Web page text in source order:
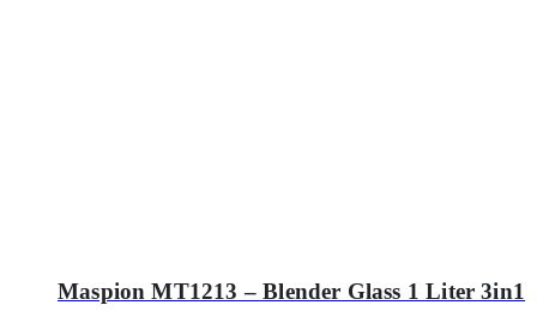
Maspion MT1213 – Blender Glass 1 Liter 3in1